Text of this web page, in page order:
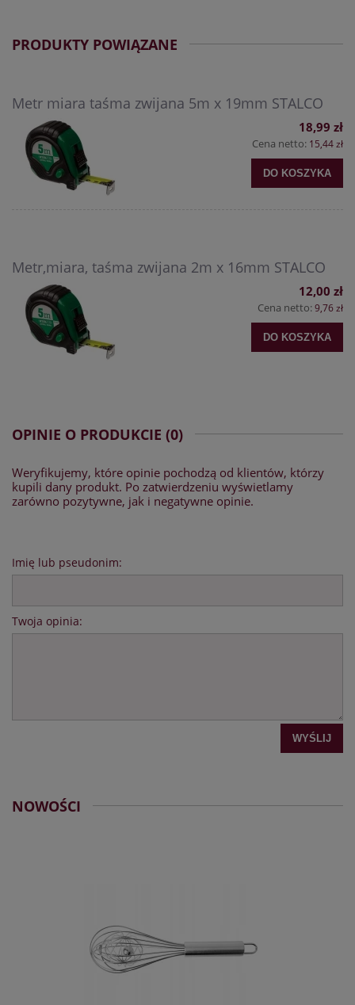
PRODUKTY POWIĄZANE
Metr miara taśma zwijana 5m x 19mm STALCO
18,99 zł
Cena netto: 15,44 zł
DO KOSZYKA
Metr,miara, taśma zwijana 2m x 16mm STALCO
12,00 zł
Cena netto:9,76 zł
DO KOSZYKA
OPINIE O PRODUKCIE (0)
Weryfikujemy, które opinie pochodzą od klientów, którzy
kupili dany produkt. Po zatwierdzeniu wyświetlamy
zarówno pozytywne, jak i negatywne opinie.
Imię lub pseudonim:
Twoja opinia:
WYŚLIJ
NOWOŚCI